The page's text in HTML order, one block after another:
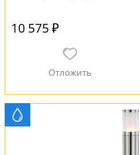
10 575 ₽